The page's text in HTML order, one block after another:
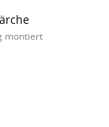
montiert